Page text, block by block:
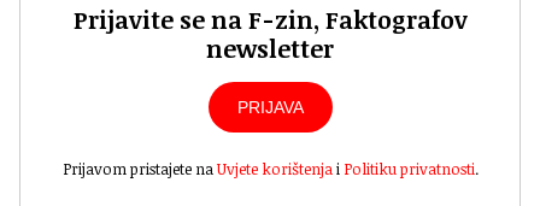
Prijavite se na F-zin, Faktografov
newsletter
PRIJAVA
Prijavom pristajete naUvjete korištenjai Politiku privatnosti.